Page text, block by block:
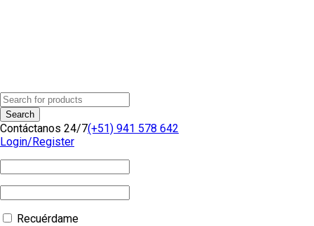
Contáctanos 24/7(+51) 941 578 642
Login/Register
Recuérdame